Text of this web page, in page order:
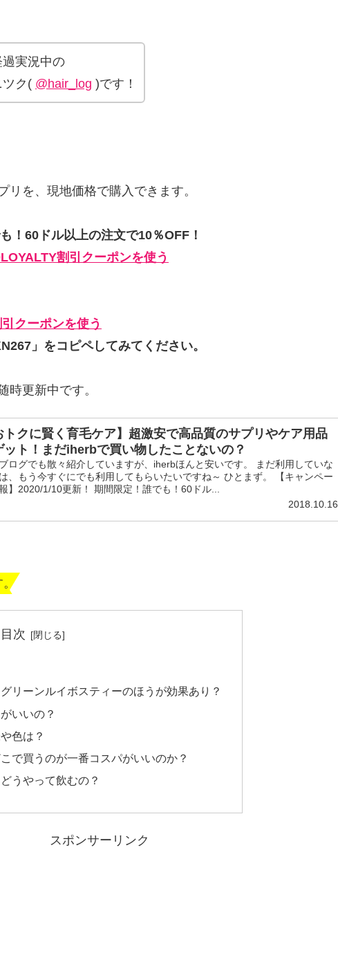
実況中の
ツク( @hair_log )です！
を、現地価格で購入できます。
！60ドル以上の注文で10％OFF！
割引クーポンを使う
クーポンを使う
」をコピペしてみてください。
更新中です。
トクに賢く育毛ケア】超激安で高品質のサプリやケア用品
ット！まだiherbで買い物したことないの？
ログでも散々紹介していますが、iherbほんと安いです。 まだ利用していな
、もう今すぐにでも利用してもらいたいですね～ ひとまず。 【キャンペー
】2020/1/10更新！ 期間限定！誰でも！60ドル...
2018.10.16
。
目次
リーンルイボスティーのほうが効果あり？
いいの？
色は？
で買うのが一番コスパがいいのか？
うやって飲むの？
スポンサーリンク